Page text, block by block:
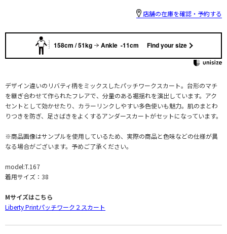
店舗の在庫を確認・予約する
158cm / 51kg Ankle -11cm Find your size
デザイン違いのリバティ柄をミックスしたパッチワークスカート。台形のマチ
を継ぎ合わせて作られたフレアで、分量のある裾揺れを演出しています。アク
セントとして効かせたり、カラーリンクしやすい多色使いも魅力。肌のまとわ
りつきを防ぎ、足さばきをよくするアンダースカートがセットになっています。
※商品画像はサンプルを使用しているため、実際の商品と色味などの仕様が異
なる場合がございます。予めご了承ください。
model:T.167
着用サイズ：38
Mサイズはこちら
Liberty Printパッチワーク２スカート